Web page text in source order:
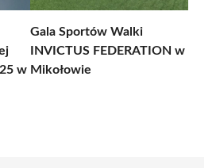
w
Gala Sportów Walki
INVICTUS FEDERATION w
Mikołowie